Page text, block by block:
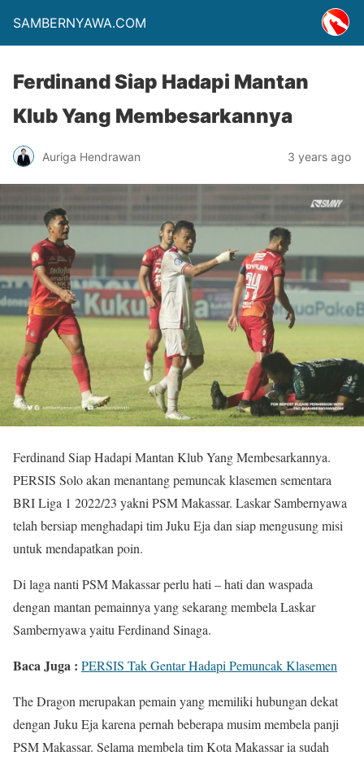
SAMBERNYAWA.COM
Ferdinand Siap Hadapi Mantan
Klub Yang Membesarkannya
Auriga Hendrawan 3 years ago
Ferdinand Siap Hadapi Mantan Klub Yang Membesarkannya.
PERSIS Solo akan menantang pemuncak klasemen sementara
BRI Liga 1 2022/23 yakni PSM Makassar. Laskar Sambernyawa
telah bersiap menghadapi tim Juku Eja dan siap mengusung misi
untuk mendapatkan poin.
Di laga nanti PSM Makassar perlu hati – hati dan waspada
dengan mantan pemainnya yang sekarang membela Laskar
Sambernyawa yaitu Ferdinand Sinaga.
Baca Juga : PERSIS Tak Gentar Hadapi Pemuncak Klasemen
The Dragon merupakan pemain yang memiliki hubungan dekat
dengan Juku Eja karena pernah beberapa musim membela panji
PSM Makassar. Selama membela tim Kota Makassar ia sudah